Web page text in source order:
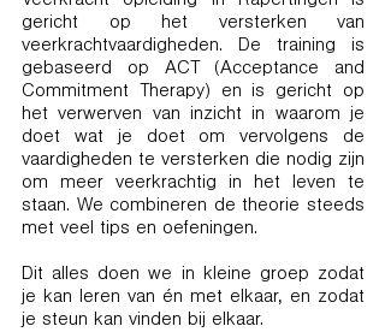
gericht op het versterken van
veerkrachtvaardigheden. De training is
gebaseerd op ACT (Acceptance and
Commitment Therapy) en is gericht op
het verwerven van inzicht in waarom je
doet wat je doet om vervolgens de
vaardigheden te versterken die nodig zijn
om meer veerkrachtig in het leven te
staan. We combineren de theorie steeds
met veel tips en oefeningen.
Dit alles doen we in kleine groep zodat
je kan leren van én met elkaar, en zodat
je steun kan vinden bij elkaar.